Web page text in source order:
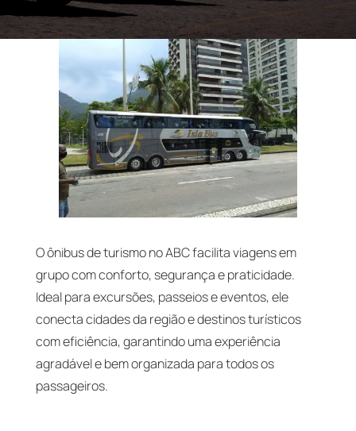
O ônibus de turismo no ABC facilita viagens em
grupo com conforto, segurança e praticidade.
Ideal para excursões, passeios e eventos, ele
conecta cidades da região e destinos turísticos
com eficiência, garantindo uma experiência
agradável e bem organizada para todos os
passageiros.